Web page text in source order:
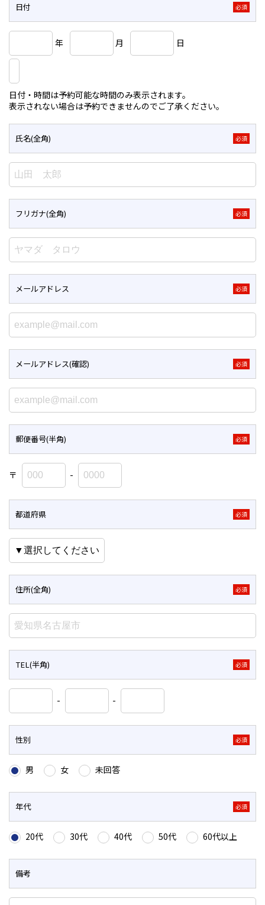
日付 必須
年 月 日
日付・時間は予約可能な時間のみ表示されます。
表示されない場合は予約できませんのでご了承ください。
氏名(全角) 必須
フリガナ(全角) 必須
メールアドレス 必須
メールアドレス(確認) 必須
郵便番号(半角) 必須
〒 -
都道府県 必須
住所(全角) 必須
TEL(半角) 必須
- -
性別 必須
男 女 未回答
年代 必須
20代 30代 40代 50代 60代以上
備考